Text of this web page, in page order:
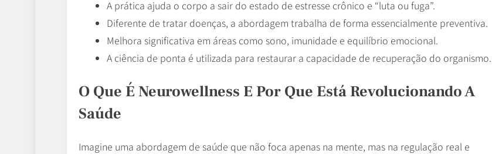
A prática ajuda o corpo a sair do estado de estresse crônico e “luta ou fuga”.
Diferente de tratar doenças, a abordagem trabalha de forma essencialmente preventiva.
Melhora significativa em áreas como sono, imunidade e equilíbrio emocional.
A ciência de ponta é utilizada para restaurar a capacidade de recuperação do organismo.
O Que É Neurowellness E Por Que Está Revolucionando A
Saúde
Imagine uma abordagem de saúde que não foca apenas na mente, mas na regulação real e